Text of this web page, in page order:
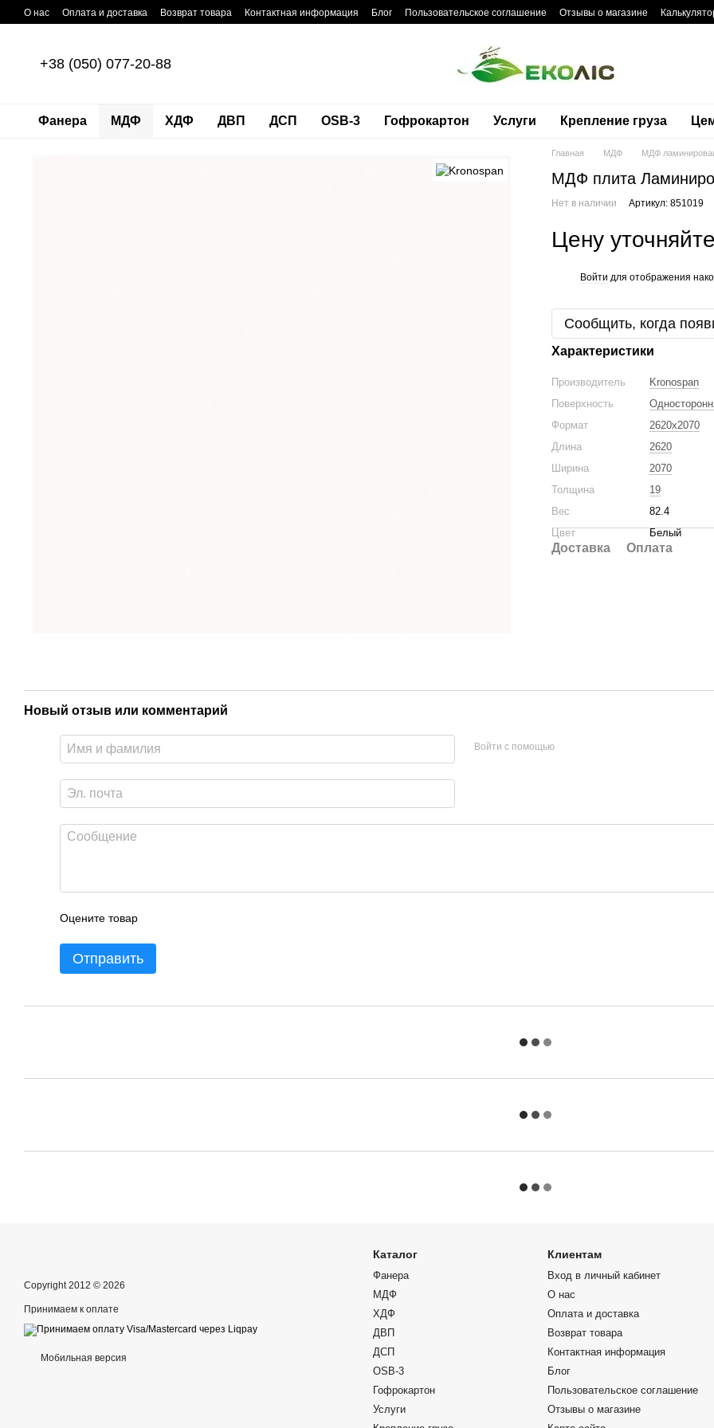
Перейти к основному контенту
О нас Оплата и доставка Возврат товара Контактная информация Блог Пользовательское соглашение Отзывы о магазине
+38 (050) 077-20-88
Фанера МДФ ХДФ ДВП ДСП OSB-3 Гофрокартон Услуги Крепление груза
Главная МДФ МДФ
МДФ плита
Нет в наличии Артикул: 851019
Цену
Войти для отображения
Сообщить, когда
Характеристики
Производитель
Kronospan
Поверхность
Формат
2620x2070
Длина
2620
Ширина
2070
Толщина
19
Вес
82.4
Цвет
Белый
Доставка Оплата
Новый отзыв или комментарий
Войти с помощью
Оцените товар
Отправить
Copyright 2012 © 2026
Принимаем к оплате
Мобильная версия
Каталог
Фанера
МДФ
ХДФ
ДВП
ДСП
OSB-3
Гофрокартон
Услуги
Клиентам
Вход в личный кабинет
О нас
Оплата и доставка
Возврат товара
Контактная информация
Блог
Пользовательское соглашение
Отзывы о магазине